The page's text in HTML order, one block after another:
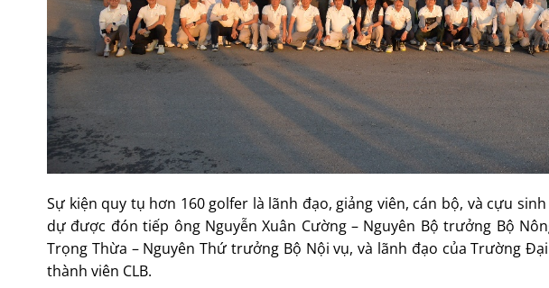
Sự kiện quy tụ hơn 160 golfer là lãnh đạo, giảng viên, cán bộ, và cựu
dự được đón tiếp ông Nguyễn Xuân Cường – Nguyên Bộ trưởng Bộ
Trọng Thừa – Nguyên Thứ trưởng Bộ Nội vụ, và lãnh đạo của Trường
thành viên CLB.